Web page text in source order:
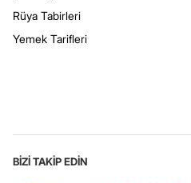
Rüya Tabirleri
Yemek Tarifleri
BİZİ TAKİP EDİN